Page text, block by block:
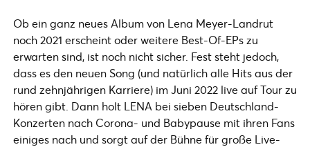
Ob ein ganz neues Album von Lena Meyer-Landrut
noch 2021 erscheint oder weitere Best-Of-EPs zu
erwarten sind, ist noch nicht sicher. Fest steht jedoch,
dass es den neuen Song (und natürlich alle Hits aus der
rund zehnjährigen Karriere) im Juni 2022 live auf Tour zu
hören gibt. Dann holt LENA bei sieben Deutschland-
Konzerten nach Corona- und Babypause mit ihren Fans
einiges nach und sorgt auf der Bühne für große Live-